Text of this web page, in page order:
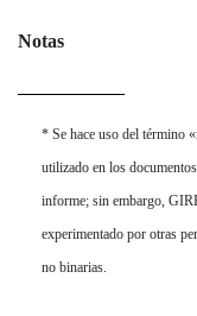
Notas
* Se hace uso del término
utilizado en los
informe; sin embargo,
experimentado por otras
no binarias.